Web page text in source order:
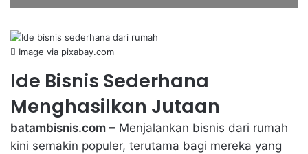
Image via pixabay.com
Ide Bisnis Sederhana
Menghasilkan Jutaan
batambisnis.com – Menjalankan bisnis dari rumah
kini semakin populer, terutama bagi mereka yang